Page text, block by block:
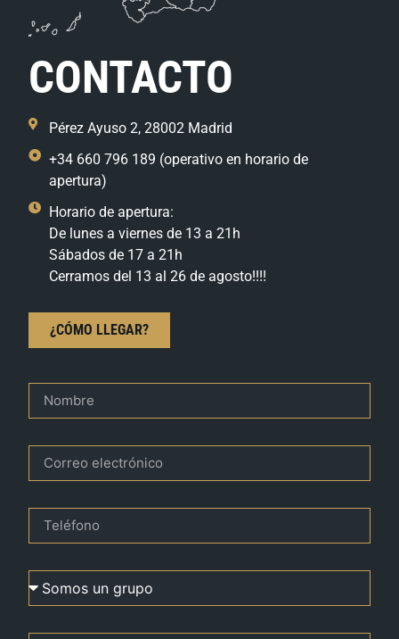
CONTACTO
Pérez Ayuso 2, 28002 Madrid
+34 660 796 189 (operativo en horario de
apertura)
Horario de apertura:
De lunes a viernes de 13 a 21h
Sábados de 17 a 21h
Cerramos del 13 al 26 de agosto!!!!
¿CÓMO LLEGAR?